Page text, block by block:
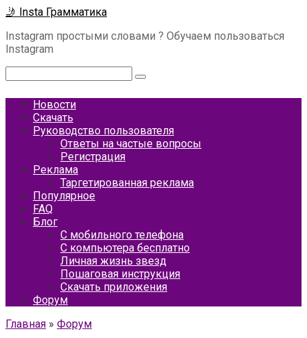
Перейти
контенту
🤳 Insta Грамматика
Instagram простыми словами ? Обучаем пользоваться
Instagram
Новости
Скачать
Руководство пользователя
Ответы на частые вопросы
Регистрация
Реклама
Таргетированная реклама
Популярное
FAQ
Блог
С мобильного телефона
С компьютера бесплатно
Личная жизнь звезд
Пошаговая инструкция
Скачать приложения
Форум
Главная » Форум